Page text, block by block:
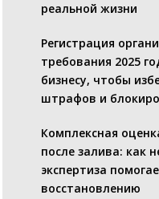
реальной жизни
Регистрация
требования 2025
бизнесу, чтобы
штрафов и
Комплексная
после залива: как
экспертиза
восстановлению